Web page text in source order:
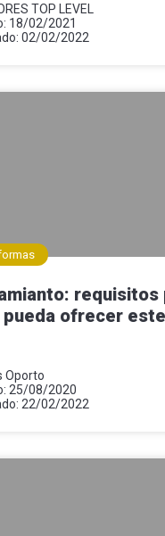
TOP LEVEL
18/02/2021
02/02/2022
requisitos
pueda ofrecer
Oporto
25/08/2020
22/02/2022